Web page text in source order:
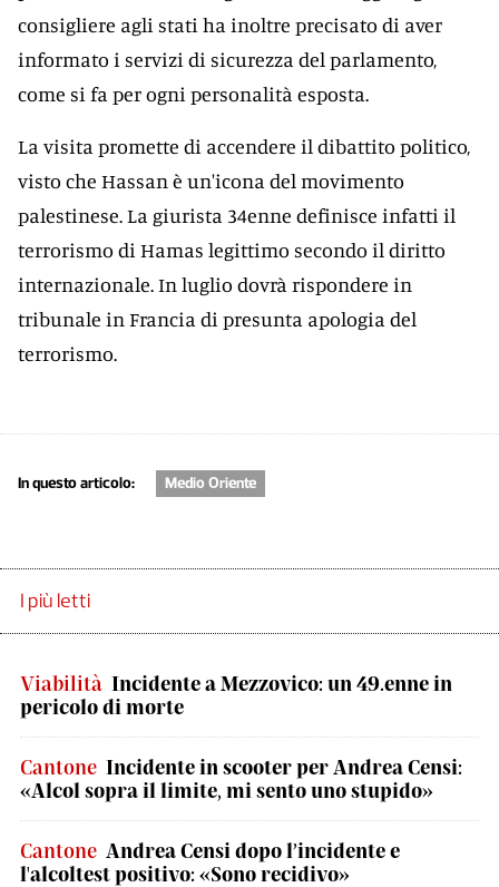
consigliere agli stati ha inoltre precisato di aver
informato i servizi di sicurezza del parlamento,
come si fa per ogni personalità esposta.
La visita promette di accendere il dibattito politico,
visto che Hassan è un'icona del movimento
palestinese. La giurista 34enne definisce infatti il
terrorismo di Hamas legittimo secondo il diritto
internazionale. In luglio dovrà rispondere in
tribunale in Francia di presunta apologia del
terrorismo.
In questo articolo: Medio Oriente
I più letti
Viabilità Incidente a Mezzovico: un 49.enne in
pericolo di morte
Cantone Incidente in scooter per Andrea Censi:
«Alcol sopra il limite, mi sento uno stupido»
Cantone Andrea Censi dopo l’incidente e
l'alcoltest positivo: «Sono recidivo»